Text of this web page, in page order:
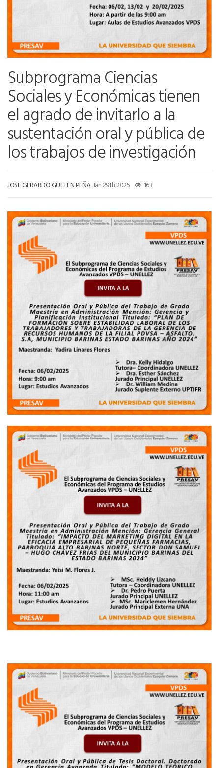
Subprograma Ciencias
Sociales y Económicas tienen
el agrado de invitarlo a la
sustentación oral y pública de
los trabajos de investigación
JOSE GERARDO GUILLEN PEÑAJan 29th 2025 163